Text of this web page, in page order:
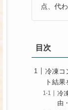
点、代
目次
冷凍コ
ト結果
冷
由